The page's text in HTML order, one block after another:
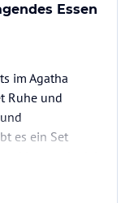
Essen
im Agatha
Ruhe und
es ein Set
Gerichten..